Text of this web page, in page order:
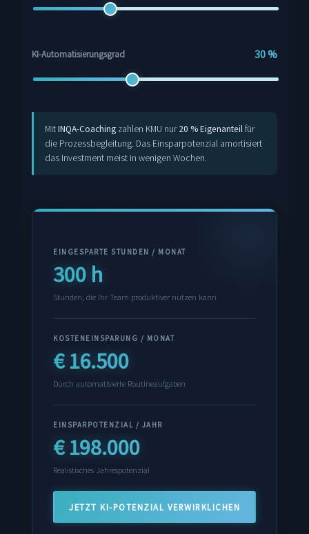
KI-Automatisierungsgrad 30 %
MitINQA-Coaching zahlen KMU nur20 % Eigenanteilfür
die Prozessbegleitung. Das Einsparpotenzial amortisiert
das Investment meist in wenigen Wochen.
EINGESPARTE STUNDEN / MONAT
300 h
Stunden, die Ihr Team produktiver nutzen kann
KOSTENEINSPARUNG / MONAT
€ 16.500
Durch automatisierte Routineaufgaben
EINSPARPOTENZIAL / JAHR
€ 198.000
Realistisches Jahrespotenzial
JETZT KI-POTENZIAL VERWIRKLICHEN